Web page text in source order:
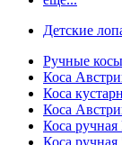
Детские
Ручные косы
Коса
Коса
Коса
Коса
Коса